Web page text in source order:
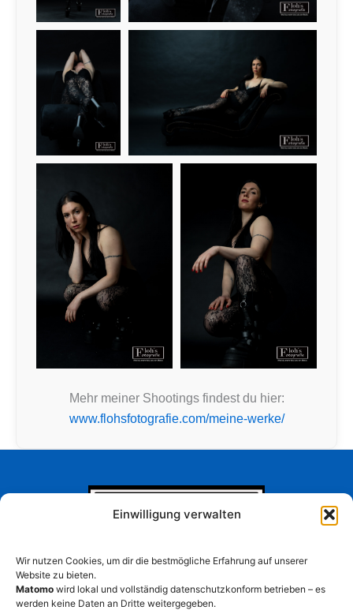
Einwilligung verwalten
Wir nutzen Cookies, um dir die bestmögliche Erfahrung auf unserer
Website zu bieten.
Matomo wird lokal und vollständig datenschutzkonform betrieben – es
werden keine Daten an Dritte weitergegeben.
Mehr meiner Shootings findest du hier:
www.flohsfotografie.com/meine-werke/
Impressum